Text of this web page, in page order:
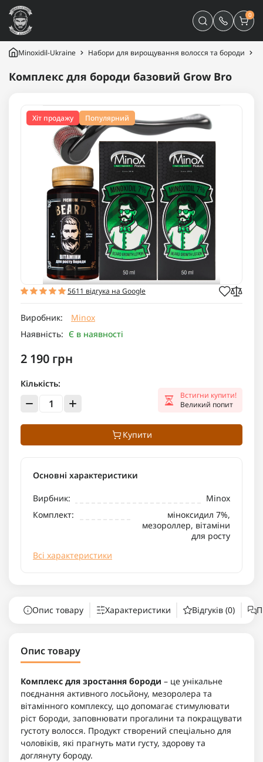
0
Minoxidil-Ukraine Набори для вирощування волосся та бороди
Комплекс для бороди базовий Grow Bro
Хіт продажу Популярний
5611 відгука на Google
Виробник:
Minox
Наявність: Є в наявності
2 190 грн
Кількість:
Встигни купити!
Великий попит
Купити
Основні характеристики
Вирбник:
Minox
Комплект:
міноксидил 7%,
мезороллер, вітаміни
для росту
Всі характеристики
Опис товару Характеристики Відгуків (0)
Опис товару
Комплекс для зростання бороди – це унікальне
поєднання активного лосьйону, мезоролера та
вітамінного комплексу, що допомагає стимулювати
ріст бороди, заповнювати прогалини та покращувати
густоту волосся. Продукт створений спеціально для
чоловіків, які прагнуть мати густу, здорову та
доглянуту бороду.